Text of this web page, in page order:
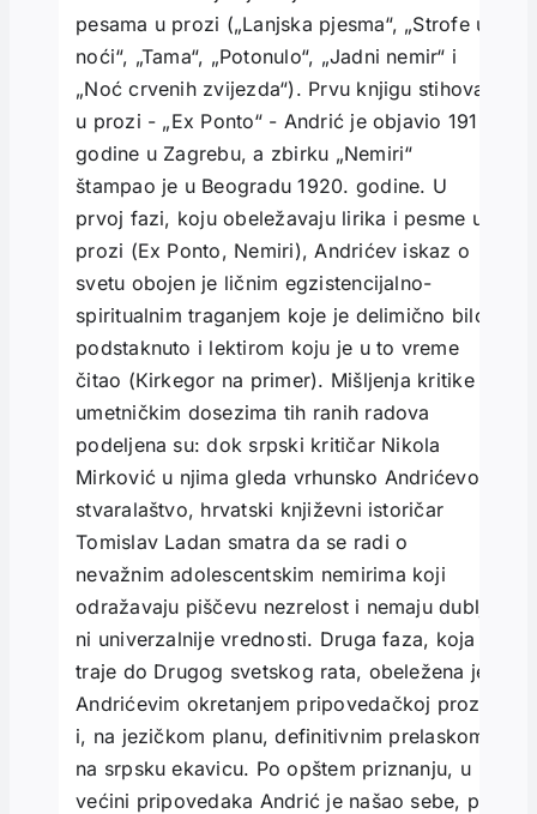
pesama u prozi („Lanjska pjesma“, „Strofe u
noći“, „Tama“, „Potonulo“, „Jadni nemir“ i
„Noć crvenih zvijezda“). Prvu knjigu stihova
u prozi - „Ex Ponto“ - Andrić je objavio 1918.
godine u Zagrebu, a zbirku „Nemiri“
štampao je u Beogradu 1920. godine. U
prvoj fazi, koju obeležavaju lirika i pesme u
prozi (Ex Ponto, Nemiri), Andrićev iskaz o
svetu obojen je ličnim egzistencijalno-
spiritualnim traganjem koje je delimično bilo
podstaknuto i lektirom koju je u to vreme
čitao (Кirkegor na primer). Mišljenja kritike o
umetničkim dosezima tih ranih radova
podeljena su: dok srpski kritičar Nikola
Mirković u njima gleda vrhunsko Andrićevo
stvaralaštvo, hrvatski književni istoričar
Tomislav Ladan smatra da se radi o
nevažnim adolescentskim nemirima koji
odražavaju piščevu nezrelost i nemaju dublje
ni univerzalnije vrednosti. Druga faza, koja
traje do Drugog svetskog rata, obeležena je
Andrićevim okretanjem pripovedačkoj prozi
i, na jezičkom planu, definitivnim prelaskom
na srpsku ekavicu. Po opštem priznanju, u
većini pripovedaka Andrić je našao sebe, pa